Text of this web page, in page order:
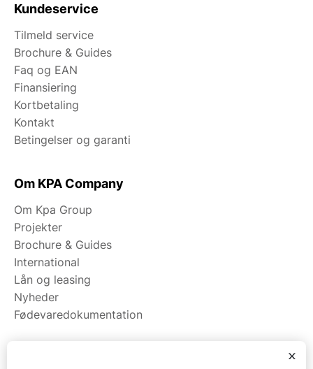
Kundeservice
Tilmeld service
Brochure & Guides
Faq og EAN
Finansiering
Kortbetaling
Kontakt
Betingelser og garanti
Om KPA Company
Om Kpa Group
Projekter
Brochure & Guides
International
Lån og leasing
Nyheder
Fødevaredokumentation
x